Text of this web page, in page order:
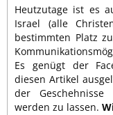
Heutzutage ist es
Israel (alle
bestimmten Platz
Es genügt der
diesen Artikel
der
werden zu lassen.